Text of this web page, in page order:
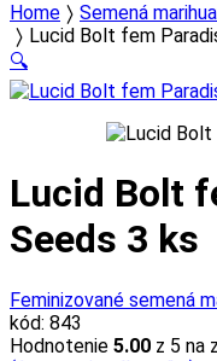
Home Semená
Lucid Bolt fem
🔍
Lucid Bolt
Seeds 3 ks
Feminizované semená
kód: 843
Hodnotenie 5.00 z 5 na